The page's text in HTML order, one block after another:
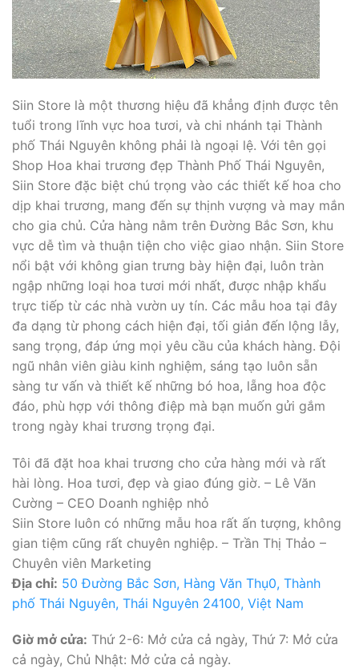
Siin Store là một thương hiệu đã khẳng định được tên
tuổi trong lĩnh vực hoa tươi, và chi nhánh tại Thành
phố Thái Nguyên không phải là ngoại lệ. Với tên gọi
Shop Hoa khai trương đẹp Thành Phố Thái Nguyên,
Siin Store đặc biệt chú trọng vào các thiết kế hoa cho
dịp khai trương, mang đến sự thịnh vượng và may mắn
cho gia chủ. Cửa hàng nằm trên Đường Bắc Sơn, khu
vực dễ tìm và thuận tiện cho việc giao nhận. Siin Store
nổi bật với không gian trưng bày hiện đại, luôn tràn
ngập những loại hoa tươi mới nhất, được nhập khẩu
trực tiếp từ các nhà vườn uy tín. Các mẫu hoa tại đây
đa dạng từ phong cách hiện đại, tối giản đến lộng lẫy,
sang trọng, đáp ứng mọi yêu cầu của khách hàng. Đội
ngũ nhân viên giàu kinh nghiệm, sáng tạo luôn sẵn
sàng tư vấn và thiết kế những bó hoa, lẵng hoa độc
đáo, phù hợp với thông điệp mà bạn muốn gửi gắm
trong ngày khai trương trọng đại.
Tôi đã đặt hoa khai trương cho cửa hàng mới và rất
hài lòng. Hoa tươi, đẹp và giao đúng giờ. – Lê Văn
Cường – CEO Doanh nghiệp nhỏ
Siin Store luôn có những mẫu hoa rất ấn tượng, không
gian tiệm cũng rất chuyên nghiệp. – Trần Thị Thảo –
Chuyên viên Marketing
Địa chỉ: 50 Đường Bắc Sơn, Hàng Văn Thụ0, Thành
phố Thái Nguyên, Thái Nguyên 24100, Việt Nam
Giờ mở cửa: Thứ 2-6: Mở cửa cả ngày, Thứ 7: Mở cửa
cả ngày, Chủ Nhật: Mở cửa cả ngày.